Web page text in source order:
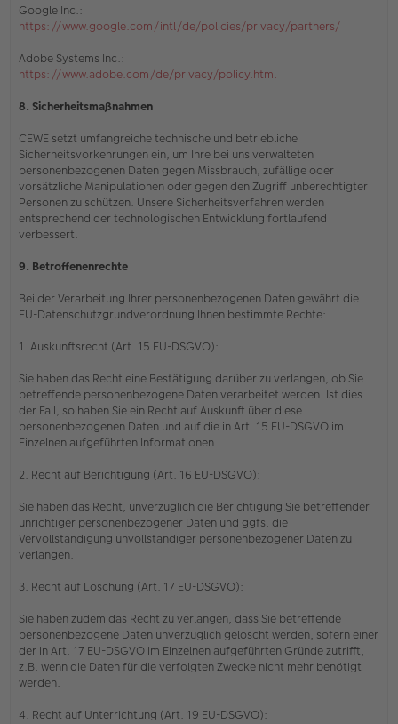
Google Inc.:
https://www.google.com/intl/de/policies/privacy/partners/
Adobe Systems Inc.:
https://www.adobe.com/de/privacy/policy.html
8. Sicherheitsmaßnahmen
CEWE setzt umfangreiche technische und betriebliche
Sicherheitsvorkehrungen ein, um Ihre bei uns verwalteten
personenbezogenen Daten gegen Missbrauch, zufällige oder
vorsätzliche Manipulationen oder gegen den Zugriff unberechtigter
Personen zu schützen. Unsere Sicherheitsverfahren werden
entsprechend der technologischen Entwicklung fortlaufend
verbessert.
9. Betroffenenrechte
Bei der Verarbeitung Ihrer personenbezogenen Daten gewährt die
EU-Datenschutzgrundverordnung Ihnen bestimmte Rechte:
1. Auskunftsrecht (Art. 15 EU-DSGVO):
Sie haben das Recht eine Bestätigung darüber zu verlangen, ob Sie
betreffende personenbezogene Daten verarbeitet werden. Ist dies
der Fall, so haben Sie ein Recht auf Auskunft über diese
personenbezogenen Daten und auf die in Art. 15 EU-DSGVO im
Einzelnen aufgeführten Informationen.
2. Recht auf Berichtigung (Art. 16 EU-DSGVO):
Sie haben das Recht, unverzüglich die Berichtigung Sie betreffender
unrichtiger personenbezogener Daten und ggfs. die
Vervollständigung unvollständiger personenbezogener Daten zu
verlangen.
3. Recht auf Löschung (Art. 17 EU-DSGVO):
Sie haben zudem das Recht zu verlangen, dass Sie betreffende
personenbezogene Daten unverzüglich gelöscht werden, sofern einer
der in Art. 17 EU-DSGVO im Einzelnen aufgeführten Gründe zutrifft,
z.B. wenn die Daten für die verfolgten Zwecke nicht mehr benötigt
werden.
4. Recht auf Unterrichtung (Art. 19 EU-DSGVO):